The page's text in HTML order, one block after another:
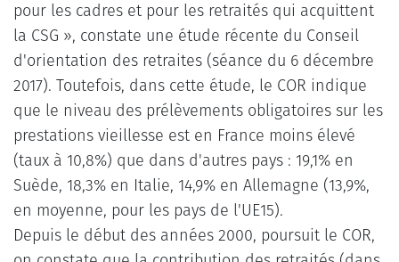
pour les cadres et pour les retraités qui acquittent
la CSG », constate une étude récente du Conseil
d'orientation des retraites (séance du 6 décembre
2017). Toutefois, dans cette étude, le COR indique
que le niveau des prélèvements obligatoires sur les
prestations vieillesse est en France moins élevé
(taux à 10,8%) que dans d'autres pays : 19,1% en
Suède, 18,3% en Italie, 14,9% en Allemagne (13,9%,
en moyenne, pour les pays de l'UE15).
Depuis le début des années 2000, poursuit le COR,